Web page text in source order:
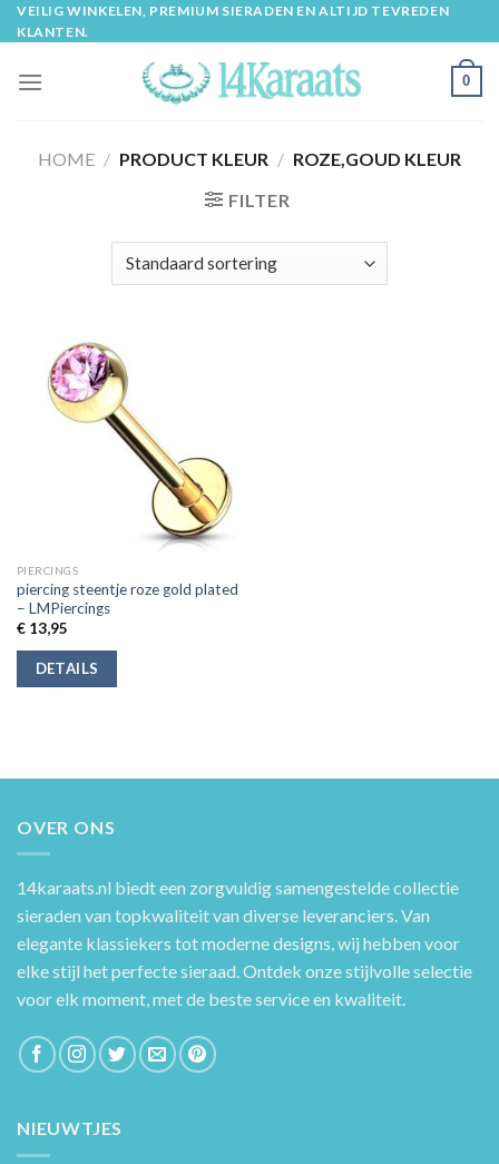
Skip
to
VEILIG WINKELEN, PREMIUM SIERADEN EN ALTIJD TEVREDEN
KLANTEN.
0
HOME / PRODUCT KLEUR / ROZE,GOUD KLEUR
FILTER
PIERCINGS
piercing steentje roze gold plated
– LMPiercings
€13,95
DETAILS
OVER ONS
14karaats.nl biedt een zorgvuldig samengestelde collectie
sieraden van topkwaliteit van diverse leveranciers. Van
elegante klassiekers tot moderne designs, wij hebben voor
elke stijl het perfecte sieraad. Ontdek onze stijlvolle selectie
voor elk moment, met de beste service en kwaliteit.
NIEUWTJES